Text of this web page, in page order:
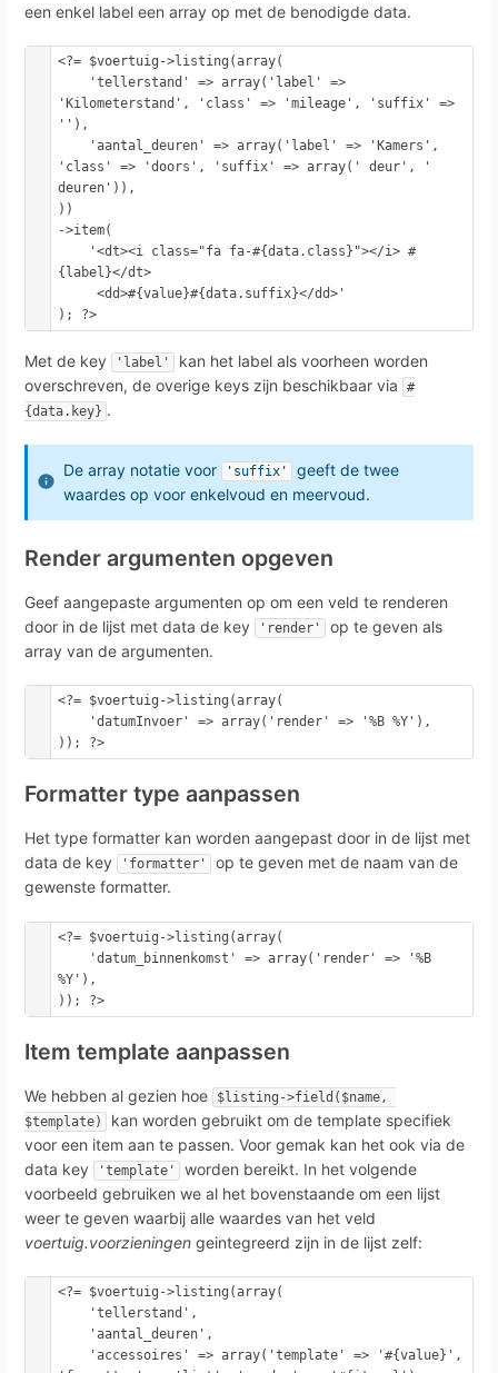
een enkel label een array op met de benodigde data.
<?= $voertuig->listing(array(
'Kilometerstand', 'class' => 'mileage', 'suffix' =>
''),
'class' => 'doors', 'suffix' => array(' deur', '
deuren')),
))
->item(
{label}</dt>
Met de key 'label'
kan het label als voorheen worden
overschreven, de overige keys zijn beschikbaar via
#
{data.key} .
De array notatie voor 'suffix'
geeft de twee
waardes op voor enkelvoud en meervoud.
Render argumenten opgeven
Geef aangepaste argumenten op om een veld te renderen
door in de lijst met data de key
'render'
op te geven als
array van de argumenten.
<?= $voertuig->listing(array(
)); ?>
Formatter type aanpassen
Het type formatter kan worden aangepast door in de lijst met
data de key
'formatter'
op te geven met de naam van de
gewenste formatter.
<?= $voertuig->listing(array(
%Y'),
)); ?>
Item template aanpassen
We hebben al gezien hoe
$listing->field($name,
$template)
kan worden gebruikt om de template specifiek
voor een item aan te passen. Voor gemak kan het ook via de
data key
'template'
worden bereikt. In het volgende
voorbeeld gebruiken we al het bovenstaande om een lijst
weer te geven waarbij alle waardes van het veld
voertuig.voorzieningen geintegreerd zijn in de lijst zelf:
<?= $voertuig->listing(array(